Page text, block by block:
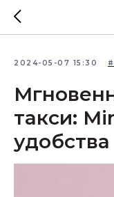
2024-05-07 15:30
такси: